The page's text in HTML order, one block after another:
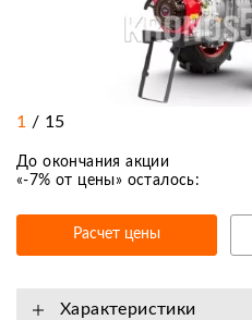
1 / 15
До окончания акции
«-7% от цены» осталось:
Расчет цены
Характеристики